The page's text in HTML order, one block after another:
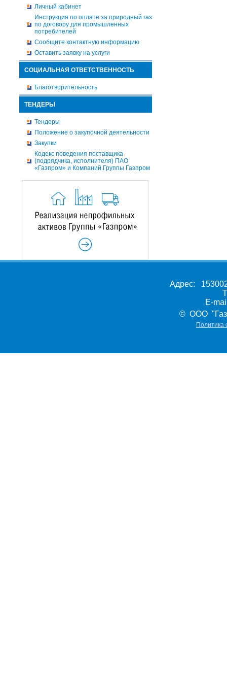
Личный кабинет
Инструкция по оплате за природный газ
по договору для промышленных
потребителей
Сообщите контактную информацию
Оставить заявку на услуги
СОЦИАЛЬНАЯ ОТВЕТСТВЕННОСТЬ
Благотворительность
ТЕНДЕРЫ
Тендеры
Положение о закупочной деятельности
Закупки
Кодекс поведения поставщика
(подрядчика, исполнителя) ПАО
«Газпром» и Компаний Группы Газпром
Адрес:
E-
© ООО
Политика